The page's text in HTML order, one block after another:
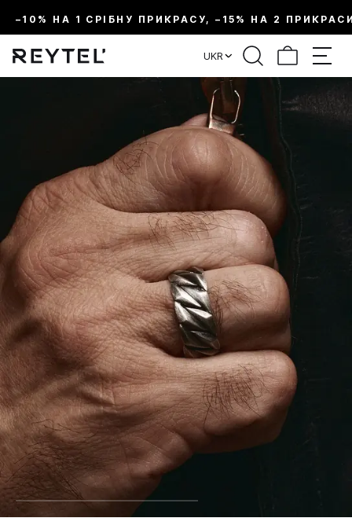
–10% НА 1 СРІБНУ ПРИКРАСУ, –15% НА 2
UKR